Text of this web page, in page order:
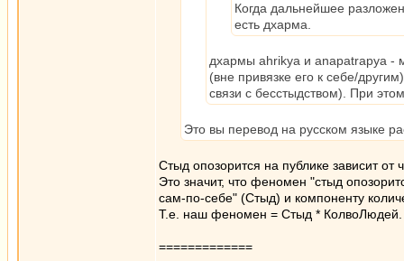
Когда дальнейшее
есть дхарма.
дхармы ahrikya и anapatrapya -
(вне привязке его к себе/
связи с бесстыдством). При
Это вы перевод на русском языке
Стыд опозорится на публике зависит от
Это значит, что феномен "стыд
сам-по-себе" (Стыд) и компоненту
Т.е. наш феномен = Стыд * КолвоЛюдей.
=============